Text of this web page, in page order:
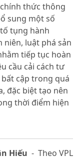
chính thức thông
sung một số
tụng hành
luật phá sản
tiếp tục hoàn
cầu cải cách tư
cập trong quá
đặc biệt tạo nên
thời điểm hiện
Hiếu - Theo VPL